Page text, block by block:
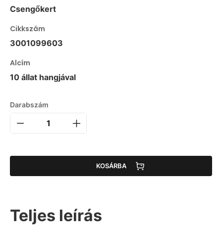
Csengőkert
Cikkszám
3001099603
Alcím
10 állat hangjával
Darabszám
KOSÁRBA
Teljes leírás